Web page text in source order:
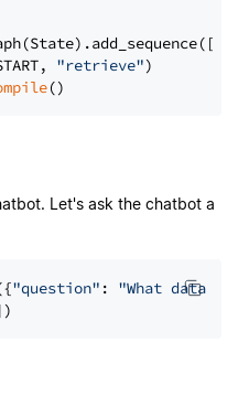
"retrieve")
Let's ask the chatbot a
"question" : "What data